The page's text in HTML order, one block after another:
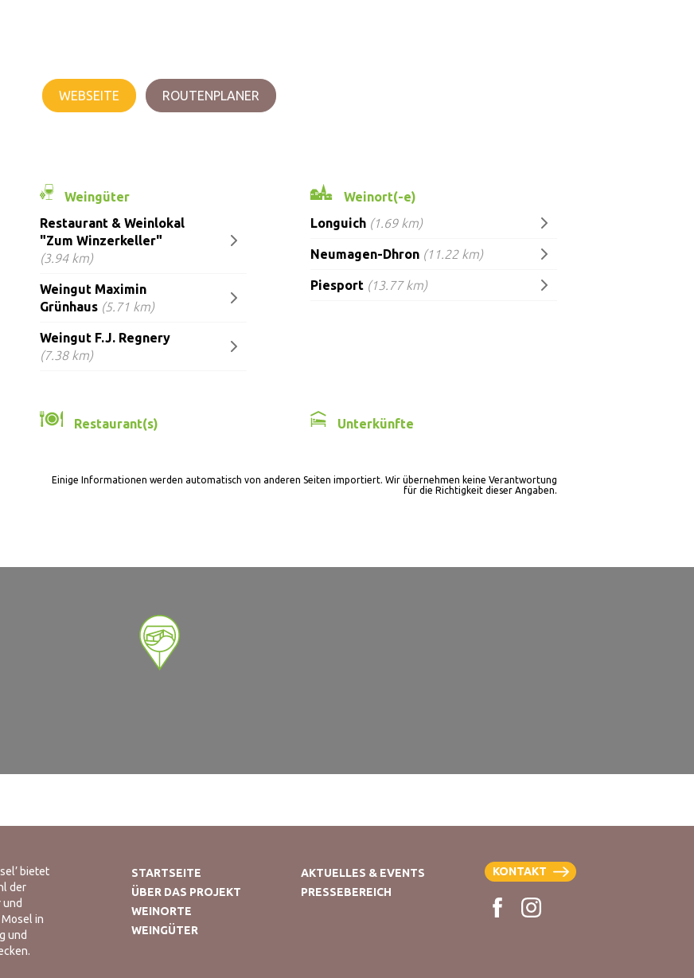
WEBSEITE ROUTENPLANER
Weingüter
Restaurant & Weinlokal
"Zum Winzerkeller"
(3.94 km)
Weingut Maximin
Grünhaus (5.71 km)
Weingut F.J. Regnery
(7.38 km)
Weinort(-e)
Longuich (1.69 km)
Neumagen-Dhron (11.22 km)
Piesport (13.77 km)
Restaurant(s) Unterkünfte
Einige Informationen werden automatisch von anderen Seiten importiert. Wir übernehmen keine Verantwortung
für die Richtigkeit dieser Angaben.
bietet
der
in
und
STARTSEITE
ÜBER DAS PROJEKT
WEINORTE
WEINGÜTER
AKTUELLES & EVENTS
PRESSEBEREICH
KONTAKT